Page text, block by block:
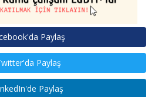
Paylaş
Paylaş
Paylaş